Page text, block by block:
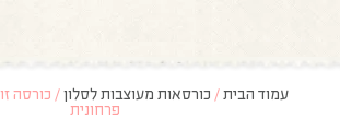
עמוד הבית/ כורסאות מעוצבות לסלון/ כורסה
פרחונית